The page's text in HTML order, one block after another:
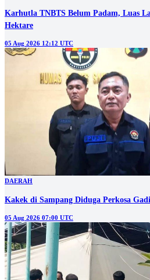
Karhutla TNBTS Belum Padam, Luas
Hektare
05 Aug 2026 12:12 UTC
DAERAH
Kakek di Sampang Diduga Perkosa
05 Aug 2026 07:00 UTC